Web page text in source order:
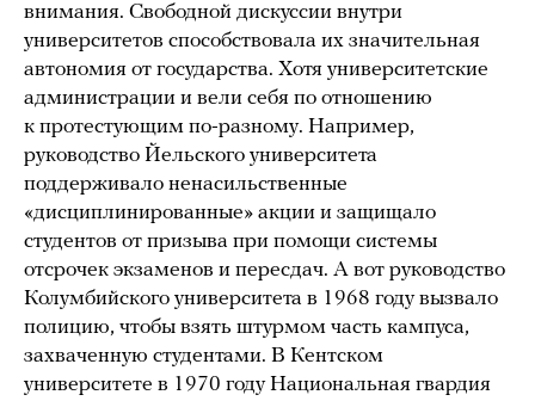
внимания. Свободной дискуссии внутри
университетов способствовала их значительная
автономия от государства. Хотя университетские
администрации и вели себя по отношению
к протестующим по-разному. Например,
руководство Йельского университета
поддерживало ненасильственные
«дисциплинированные» акции и защищало
студентов от призыва при помощи системы
отсрочек экзаменов и пересдач. А вот руководство
Колумбийского университета в 1968 году вызвало
полицию, чтобы взять штурмом часть кампуса,
захваченную студентами. В Кентском
университете в 1970 году Национальная гвардия